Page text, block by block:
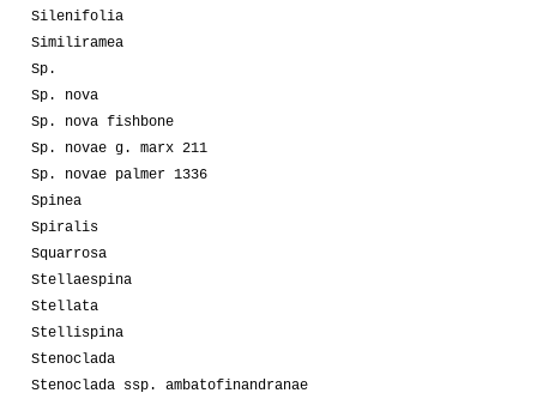
Silenifolia
Similiramea
Sp.
Sp. nova
Sp. nova fishbone
Sp. novae g. marx 211
Sp. novae palmer 1336
Spinea
Spiralis
Squarrosa
Stellaespina
Stellata
Stellispina
Stenoclada
Stenoclada ssp. ambatofinandranae